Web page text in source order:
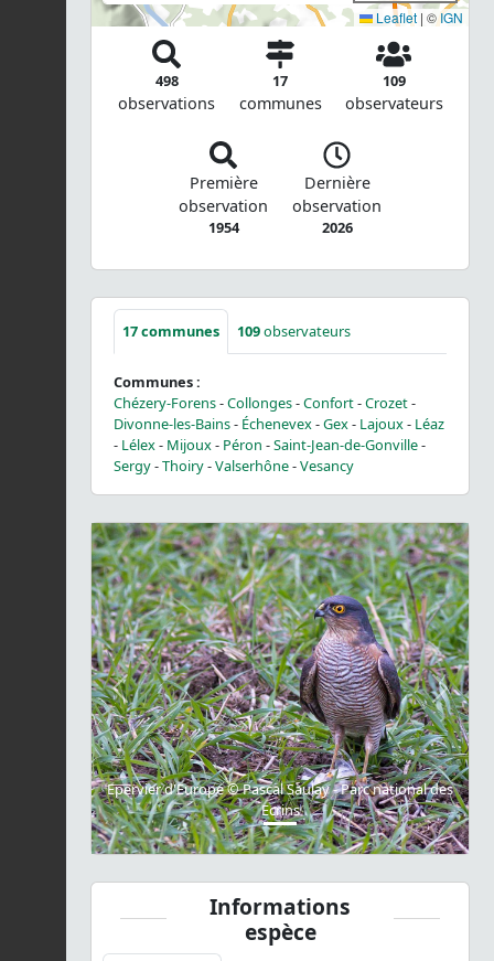
Leaflet | ©IGN
498
observations
17
communes
109
observateurs
Première
observation
1954
Dernière
observation
2026
17communes 109observateurs
Communes :
Chézery-Forens-Collonges-Confort-Crozet-
Divonne-les-Bains- Échenevex-Gex- Lajoux- Léaz
- Lélex- Mijoux- Péron -Saint-Jean-de-Gonville-
Sergy-Thoiry-Valserhône-Vesancy
Epervier d'Europe © Pascal Saulay - Parc national des
Ecrins
Previous Next
Informations
espèce